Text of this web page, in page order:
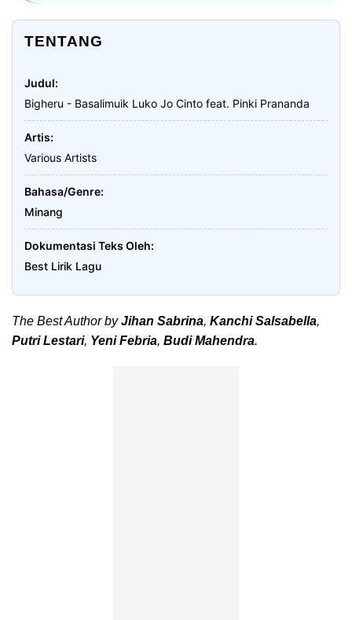
TENTANG
Judul
Bigheru - Basalimuik Luko Jo Cinto feat. Pinki Prananda
Artis
Various Artists
Bahasa/Genre
Minang
Dokumentasi Teks Oleh
Best Lirik Lagu
The Best Author byJihan Sabrina, Kanchi Salsabella,
Putri Lestari, Yeni Febria, Budi Mahendra.